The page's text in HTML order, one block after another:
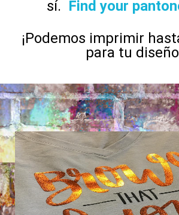
sí. Find your
¡Podemos imprimir
para tu